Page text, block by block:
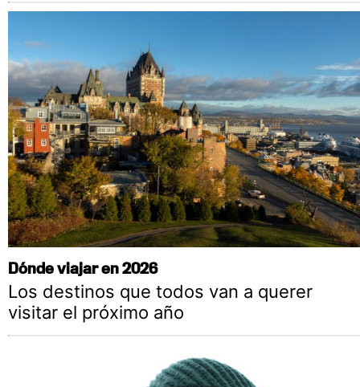
Dónde viajar en 2026
Los destinos que todos van a querer
visitar el próximo año